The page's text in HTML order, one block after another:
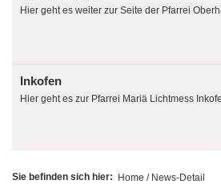
Hier geht es weiter zur Seite der Pfarrei
Inkofen
Hier geht es zur Pfarrei Mariä Lichtmess
Sie befinden sich hier: Home / News-Detail